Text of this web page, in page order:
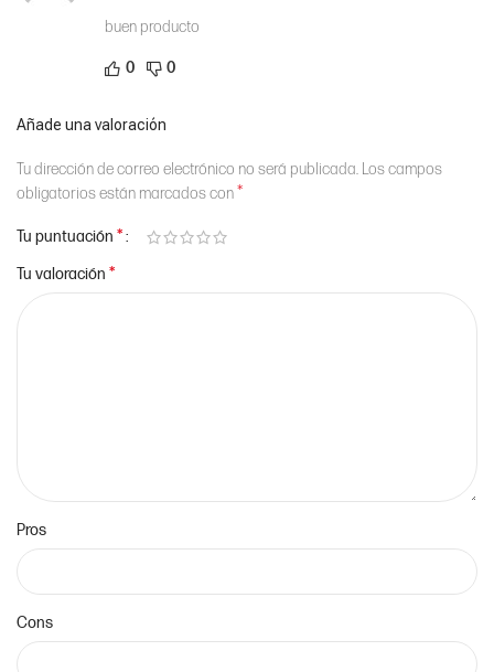
buen producto
0 0
Añade una valoración
Tu dirección de correo electrónico no será publicada. Los campos
obligatorios están marcados con*
Tu puntuación *
Tu valoración *
Pros
Cons